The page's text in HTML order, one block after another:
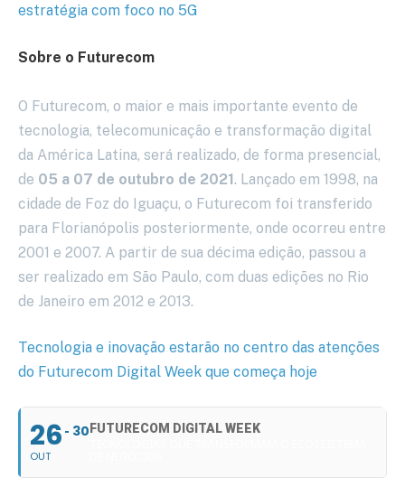
estratégia com foco no 5G
Sobre o Futurecom
O Futurecom, o maior e mais importante evento de
tecnologia, telecomunicação e transformação digital
da América Latina, será realizado, de forma presencial,
de 05 a 07 de outubro de 2021. Lançado em 1998, na
cidade de Foz do Iguaçu, o Futurecom foi transferido
para Florianópolis posteriormente, onde ocorreu entre
2001 e 2007. A partir de sua décima edição, passou a
ser realizado em São Paulo, com duas edições no Rio
de Janeiro em 2012 e 2013.
Tecnologia e inovação estarão no centro das atenções
do Futurecom Digital Week que começa hoje
26
OUT
30FUTURECOM DIGITAL WEEK